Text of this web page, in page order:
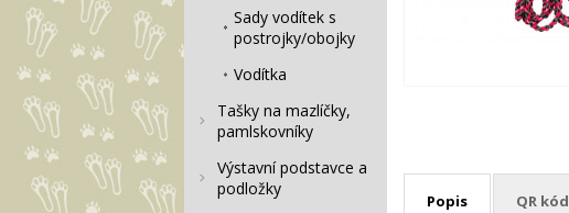
Sady vodítek s
postrojky/obojky
Vodítka
Tašky na mazlíčky,
pamlskovníky
Výstavní podstavce a
podložky
Popis QR kód